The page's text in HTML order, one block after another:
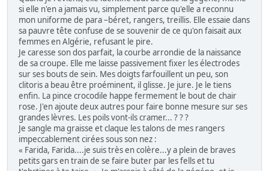
si elle n'en a jamais vu, simplement parce qu'elle a reconnu
mon uniforme de para –béret, rangers, treillis. Elle essaie dans
sa pauvre tête confuse de se souvenir de ce qu'on faisait aux
femmes en Algérie, refusant le pire.
Je caresse son dos parfait, la courbe arrondie de la naissance
de sa croupe. Elle me laisse passivement fixer les électrodes
sur ses bouts de sein. Mes doigts farfouillent un peu, son
clitoris a beau être proéminent, il glisse. Je jure. Je le tiens
enfin. La pince crocodile happe fermement le bout de chair
rose. J'en ajoute deux autres pour faire bonne mesure sur ses
grandes lèvres. Les poils vont-ils cramer... ? ? ?
Je sangle ma graisse et claque les talons de mes rangers
impeccablement cirées sous son nez :
« Farida, Farida....je suis très en colère...y a plein de braves
petits gars en train de se faire buter par les fells et tu